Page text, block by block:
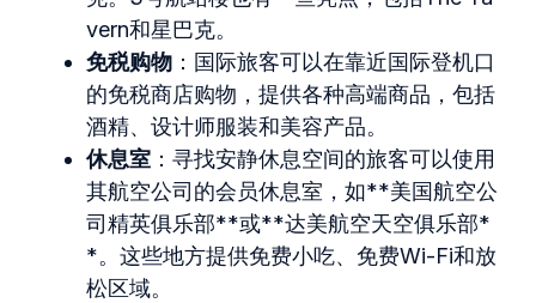
vern和星巴克。
免税购物 ：国际旅客可以在靠近国际登机口
的免税商店购物，提供各种高端商品，包括
酒精、设计师服装和美容产品。
休息室 ：寻找安静休息空间的旅客可以使用
其航空公司的会员休息室，如**美国航空公
司精英俱乐部**或**达美航空天空俱乐部*
*。这些地方提供免费小吃、免费Wi-Fi和放
松区域。